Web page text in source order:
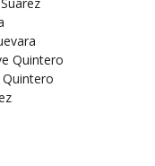
Quintero
Quintero